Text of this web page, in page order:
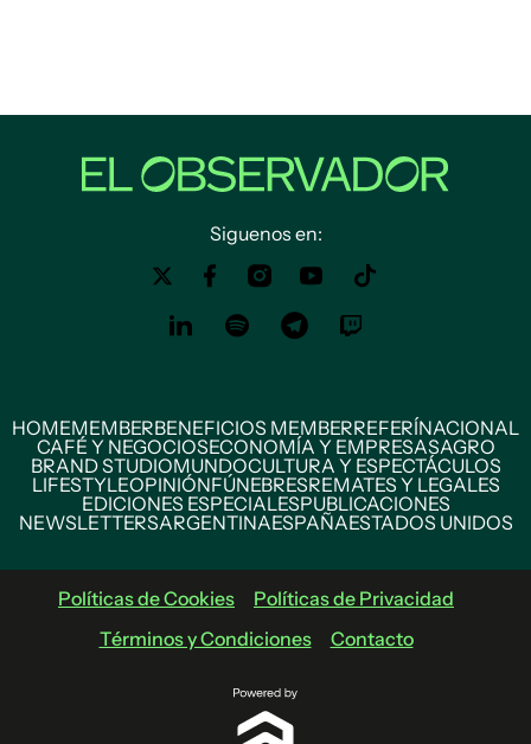
Siguenos en:
HOMEMEMBERBENEFICIOS MEMBERREFERÍNACIONAL
CAFÉ Y NEGOCIOSECONOMÍA Y EMPRESASAGRO
BRAND STUDIOMUNDOCULTURA Y ESPECTÁCULOS
LIFESTYLEOPINIÓNFÚNEBRESREMATES Y LEGALES
EDICIONES ESPECIALESPUBLICACIONES
NEWSLETTERSARGENTINAESPAÑAESTADOS UNIDOS
Políticas de Cookies
Políticas de Privacidad
Términos y Condiciones
Contacto